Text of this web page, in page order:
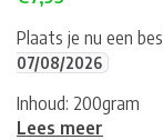
Plaats je nu een
07/08/2026
Inhoud: 200gram
Lees meer